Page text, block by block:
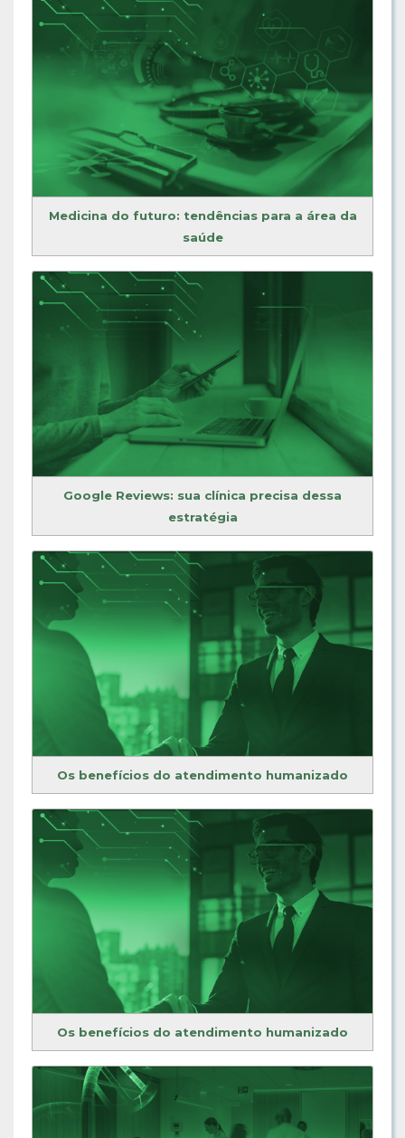
Medicina do futuro: tendências para a área da
saúde
Google Reviews: sua clínica precisa dessa
estratégia
Os benefícios do atendimento humanizado
Os benefícios do atendimento humanizado